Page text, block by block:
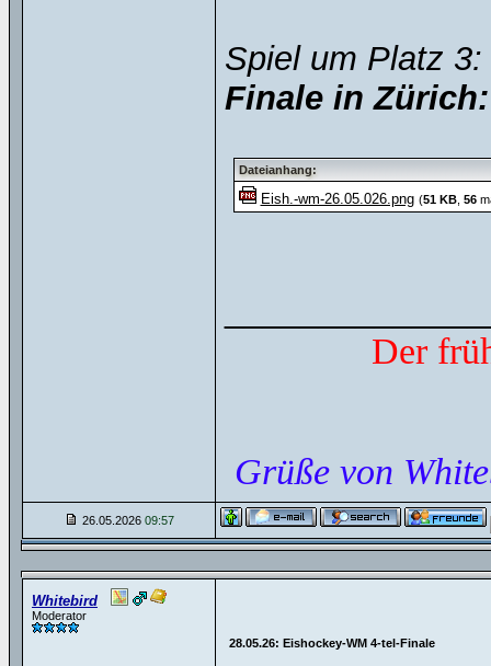
Spiel um Platz
Finale in
Dateianhang:
Eish.-wm-26.05.026.png (51 KB, 56
Der
Grüße von
26.05.2026 09:57
Whitebird
Moderator
28.05.26: Eishockey-WM 4-tel-Finale